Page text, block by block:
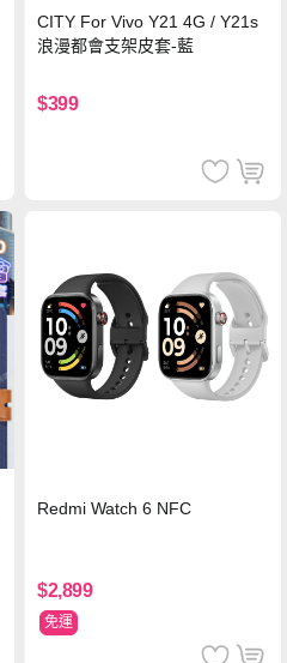
CITY For Vivo Y21 4G / Y21s
浪漫都會支架皮套-藍
$399
Redmi Watch 6 NFC
$2,899
免運